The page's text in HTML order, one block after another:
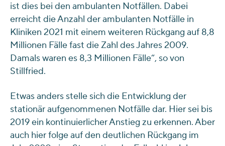
ist dies bei den ambulanten Notfällen. Dabei
erreicht die Anzahl der ambulanten Notfälle in
Kliniken 2021 mit einem weiteren Rückgang auf 8,8
Millionen Fälle fast die Zahl des Jahres 2009.
Damals waren es 8,3 Millionen Fälle“, so von
Stillfried.
Etwas anders stelle sich die Entwicklung der
stationär aufgenommenen Notfälle dar. Hier sei bis
2019 ein kontinuierlicher Anstieg zu erkennen. Aber
auch hier folge auf den deutlichen Rückgang im